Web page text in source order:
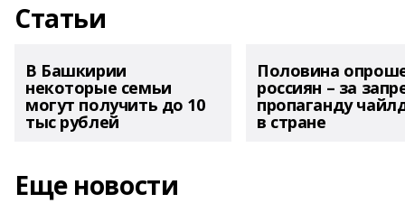
Статьи
В Башкирии
некоторые семьи
могут получить до 10
тыс рублей
Половина
россиян – за
пропаганду
в стране
Еще новости